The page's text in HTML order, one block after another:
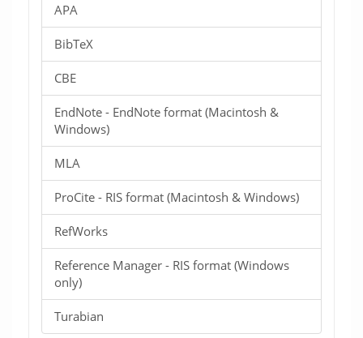
APA
BibTeX
CBE
EndNote - EndNote format (Macintosh &
Windows)
MLA
ProCite - RIS format (Macintosh & Windows)
RefWorks
Reference Manager - RIS format (Windows
only)
Turabian